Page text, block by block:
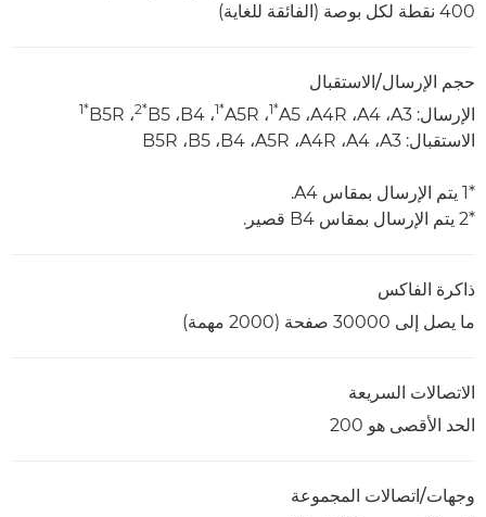
400 نقطة لكل بوصة (الفائقة للغاية)
حجم الإرسال/الاستقبال
الإرسال: A3،‏ A4،‏ A4R،‏ A5‏
*1 ،‏ A5R‏ *1 ، ‏B4، ‏B5‏ *2 ، ‏B5R‏ *1
الاستقبال: A3‏، A4‏، A4R‏، A5R‏، B4‏، B5‏، B5R
*1 يتم الإرسال بمقاس A4.
*2 يتم الإرسال بمقاس B4 قصير.
ذاكرة الفاكس
ما يصل إلى 30000 صفحة (2000 مهمة)
الاتصالات السريعة
الحد الأقصى هو 200
وجهات/اتصالات المجموعة